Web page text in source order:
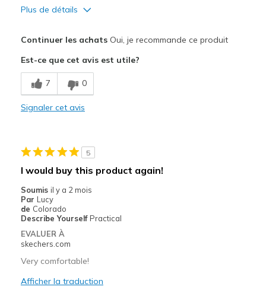
Plus de détails
Comfortable
Width
Sizing
Continuer les achatsOui, je recommande ce produit
Est-ce que cet avis est utile?
7 0
Signaler cet avis
5
I would buy this product again!
Soumis il y a 2 mois
Par Lucy
de Colorado
Describe Yourself Practical
EVALUER À
skechers.com
Very comfortable!
Afficher la traduction